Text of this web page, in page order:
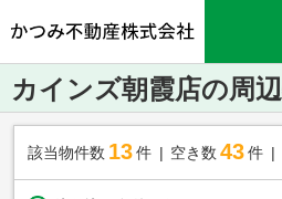
カインズ朝霞店の周
該当物件数 13件 空き数 43 件